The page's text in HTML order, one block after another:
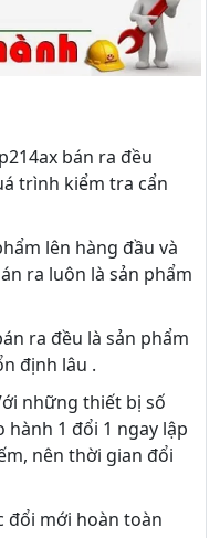
bán ra đều
trình kiểm tra cẩn
lên hàng đầu và
ra luôn là sản phẩm
ra đều là sản phẩm
định lâu .
những thiết bị số
1 đổi 1 ngay lập
nên thời gian đổi
đổi mới hoàn toàn